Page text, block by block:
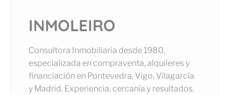
INMOLEIRO
Consultora Inmobiliaria desde 1980,
especializada en compraventa, alquileres y
financiación en Pontevedra, Vigo, Vilagarcía
y Madrid. Experiencia, cercanía y resultados.